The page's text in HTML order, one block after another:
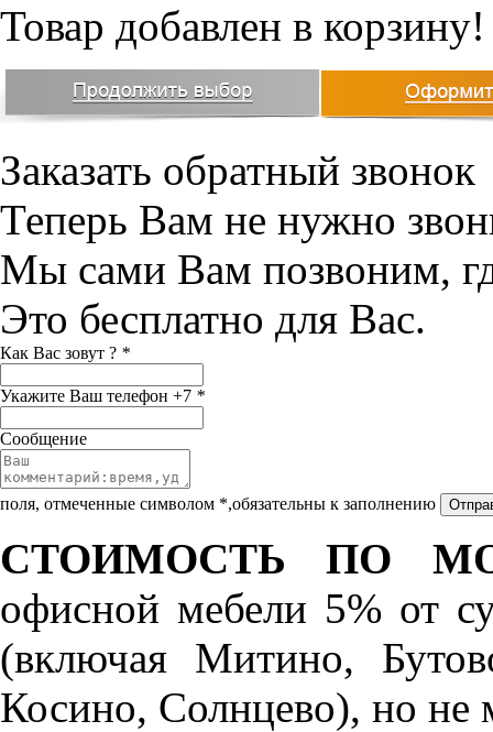
Товар добавлен в корзину!
Заказать обратный звонок
Теперь Вам не нужно
Мы сами Вам позвоним,
Это бесплатно для Вас.
Как Вас зовут ? *
Укажите Ваш телефон +7 *
Сообщение
поля, отмеченные символом *,обязательны к заполнению
СТОИМОСТЬ ПО
офисной мебели 5% от
(включая Митино,
Косино, Солнцево), но не